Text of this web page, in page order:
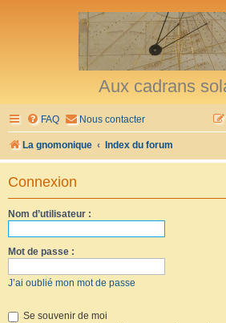
Aux cadrans
FAQ Nous contacter
La gnomonique Index du forum
Connexion
Nom d’utilisateur :
Mot de passe :
J’ai oublié mon mot de passe
Se souvenir de moi